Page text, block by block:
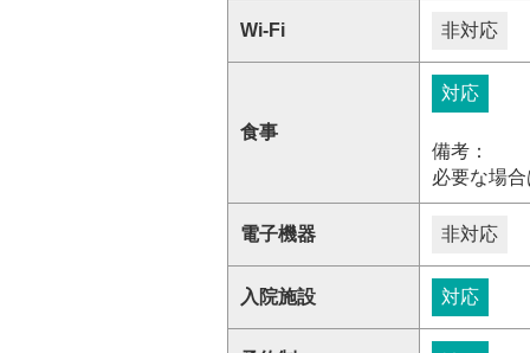
Wi-Fi 非対応
食事
対応
備考：
必要な場合
電子機器 非対応
入院施設 対応